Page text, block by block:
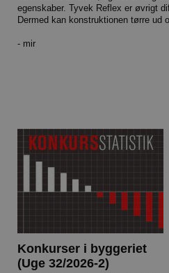
egenskaber. Tyvek Reflex er øvrigt
Dermed kan konstruktionen tørre ud
- mir
Konkurser i byggeriet
(Uge 32/2026-2)